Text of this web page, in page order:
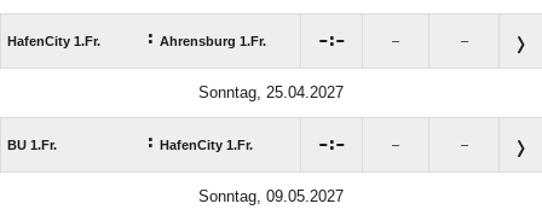
HafenCity 1.Fr. : Ahrensburg 1.Fr. : – –
Sonntag, 25.04.2027
BU 1.Fr. : HafenCity 1.Fr. : – –
Sonntag, 09.05.2027